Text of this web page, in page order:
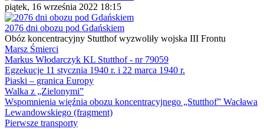
piątek, 16 września 2022 18:15
2076 dni obozu pod Gdańskiem
Obóz koncentracyjny Stutthof wyzwoliły wojska III Frontu
Marsz Śmierci
Markus Włodarczyk KL Stutthof - nr 79059
Egzekucje 11 stycznia 1940 r. i 22 marca 1940 r.
Piaski – granica Europy
Walka z „Zielonymi”
Wspomnienia więźnia obozu koncentracyjnego „Stutthof” Wacława
Lewandowskiego (fragment)
Pierwsze transporty